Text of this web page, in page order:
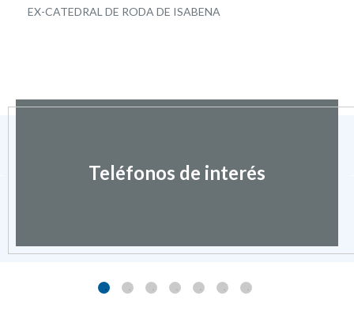
EX-CATEDRAL DE RODA DE ISABENA
Teléfonos de interés